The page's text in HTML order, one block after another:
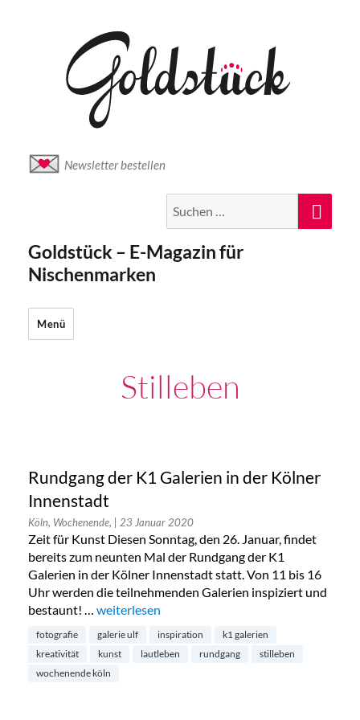
Newsletter bestellen
nach:
Goldstück – E-Magazin für
Nischenmarken
Menü
Stilleben
Rundgang der K1 Galerien in der Kölner
Innenstadt
Köln, Wochenende, | 23 Januar 2020
Zeit für Kunst Diesen Sonntag, den 26. Januar, findet
bereits zum neunten Mal der Rundgang der K1
Galerien in der Kölner Innenstadt statt. Von 11 bis 16
Uhr werden die teilnehmenden Galerien inspiziert und
bestaunt! … „Rundgang der K1 Galerien in der Kölner
weiterlesen
fotografie galerie ulf inspiration
k1 galerien
kreativität
kunst lautleben rundgang
stilleben
wochenende köln